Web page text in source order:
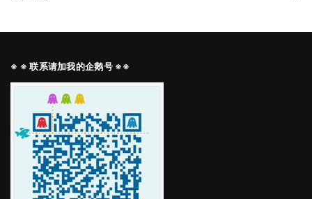
※ ※ 联系请加我的企鹅号 ※※